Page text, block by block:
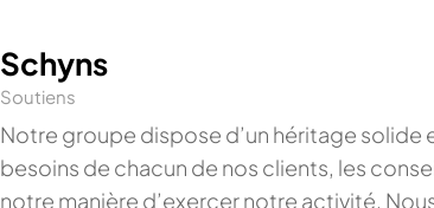
Schyns
Soutiens
Notre groupe dispose d’un héritage solide
besoins de chacun de nos clients, les
notre manière d’exercer notre activité.